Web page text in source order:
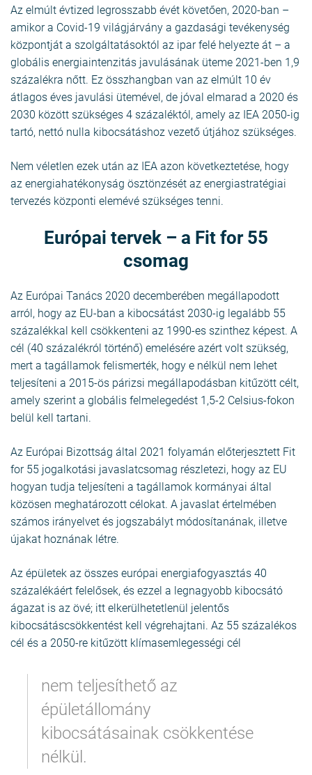
Az elmúlt évtized legrosszabb évét követően, 2020-ban –
amikor a Covid-19 világjárvány a gazdasági tevékenység
központját a szolgáltatásoktól az ipar felé helyezte át – a
globális energiaintenzitás javulásának üteme 2021-ben 1,9
százalékra nőtt. Ez összhangban van az elmúlt 10 év
átlagos éves javulási ütemével, de jóval elmarad a 2020 és
2030 között szükséges 4 százaléktól, amely az IEA 2050-ig
tartó, nettó nulla kibocsátáshoz vezető útjához szükséges.
Nem véletlen ezek után az IEA azon következtetése, hogy
az energiahatékonyság ösztönzését az energiastratégiai
tervezés központi elemévé szükséges tenni.
Európai tervek – a Fit for 55
csomag
Az Európai Tanács 2020 decemberében megállapodott
arról, hogy az EU-ban a kibocsátást 2030-ig legalább 55
százalékkal kell csökkenteni az 1990-es szinthez képest. A
cél (40 százalékról történő) emelésére azért volt szükség,
mert a tagállamok felismerték, hogy e nélkül nem lehet
teljesíteni a 2015-ös párizsi megállapodásban kitűzött célt,
amely szerint a globális felmelegedést 1,5-2 Celsius-fokon
belül kell tartani.
Az Európai Bizottság által 2021 folyamán előterjesztett Fit
for 55 jogalkotási javaslatcsomag részletezi, hogy az EU
hogyan tudja teljesíteni a tagállamok kormányai által
közösen meghatározott célokat. A javaslat értelmében
számos irányelvet és jogszabályt módosítanának, illetve
újakat hoznának létre.
Az épületek az összes európai energiafogyasztás 40
százalékáért felelősek, és ezzel a legnagyobb kibocsátó
ágazat is az övé; itt elkerülhetetlenül jelentős
kibocsátáscsökkentést kell végrehajtani. Az 55 százalékos
cél és a 2050-re kitűzött klímasemlegességi cél
nem teljesíthető az
épületállomány
kibocsátásainak csökkentése
nélkül.